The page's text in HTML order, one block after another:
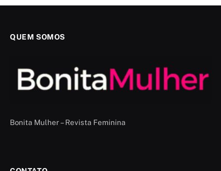
QUEM SOMOS
Bonita Mulher – Revista Feminina